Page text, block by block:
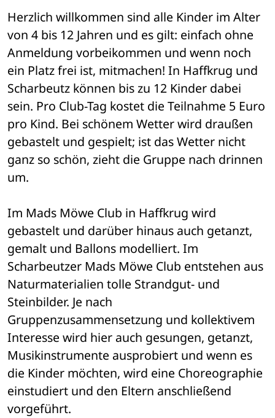
Herzlich willkommen sind alle Kinder im Alter
von 4 bis 12 Jahren und es gilt: einfach ohne
Anmeldung vorbeikommen und wenn noch
ein Platz frei ist, mitmachen! In Haffkrug und
Scharbeutz können bis zu 12 Kinder dabei
sein. Pro Club-Tag kostet die Teilnahme 5 Euro
pro Kind. Bei schönem Wetter wird draußen
gebastelt und gespielt; ist das Wetter nicht
ganz so schön, zieht die Gruppe nach drinnen
um.
Im Mads Möwe Club in Haffkrug wird
gebastelt und darüber hinaus auch getanzt,
gemalt und Ballons modelliert. Im
Scharbeutzer Mads Möwe Club entstehen aus
Naturmaterialien tolle Strandgut- und
Steinbilder. Je nach
Gruppenzusammensetzung und kollektivem
Interesse wird hier auch gesungen, getanzt,
Musikinstrumente ausprobiert und wenn es
die Kinder möchten, wird eine Choreographie
einstudiert und den Eltern anschließend
vorgeführt.